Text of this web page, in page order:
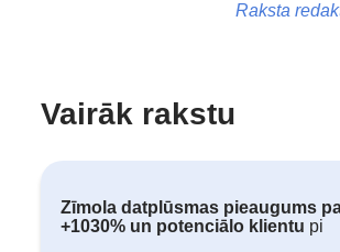
Raksta
Vairāk rakstu
Zīmola datplūsmas pieaugums
+1030% un potenciālo klientu pi